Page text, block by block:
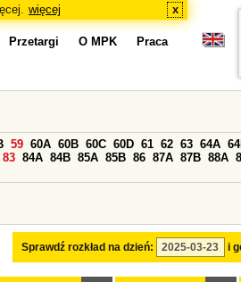
więcej x
Przetargi O MPK Praca
Sprawdź rozkład na dzień: i
59 60A 60B 60C 60D 61 62 63 64A
83 84A 84B 85A 85B 86 87A 87B 88A